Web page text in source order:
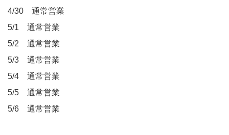
4/30 通常営業
5/1 通常営業
5/2 通常営業
5/3 通常営業
5/4 通常営業
5/5 通常営業
5/6 通常営業